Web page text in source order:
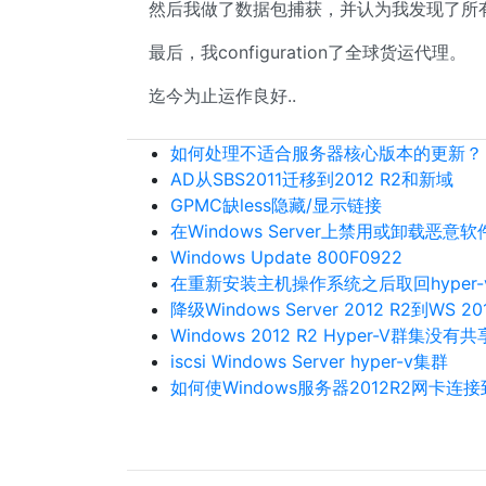
然后我做了数据包捕获，并认为我发现了所
最后，我configuration了全球货运代理。
迄今为止运作良好..
如何处理不适合服务器核心版本的更新？
AD从SBS2011迁移到2012 R2和新域
GPMC缺less隐藏/显示链接
在Windows Server上禁用或卸载恶意
Windows Update 800F0922
在重新安装主机操作系统之后取回
降级Windows Server 2012 R2到WS
Windows 2012 R2 Hyper-V群集没有共
iscsi Windows Server hyper-v集群
如何使Windows服务器2012R2网卡连